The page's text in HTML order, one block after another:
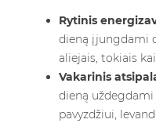
Rytinis
dieną įjungdami
aliejais, tokiais
Vakarinis
dieną
pavyzdžiui,